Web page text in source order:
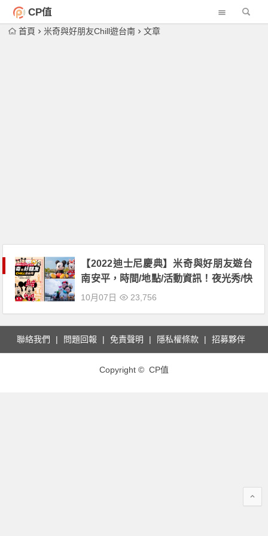
CP值
首頁 米奇與好朋友Chill遊台南 文章
【2022迪士尼慶典】米奇與好朋友遊台
南安平，時間/地點/活動資訊！夜光秀/快
閃店登場
10月07日 23,756
聯絡我們 問題回報 免責聲明 隱私權條款 招募夥伴
Copyright © CP值